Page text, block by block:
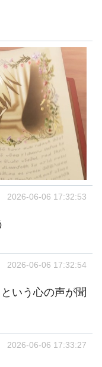
2026-06-06 17:32:53
2026-06-06 17:32:54
いう心の声が聞
2026-06-06 17:33:27